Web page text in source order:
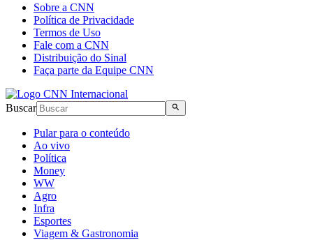
Sobre a CNN
Política de Privacidade
Termos de Uso
Fale com a CNN
Distribuição do Sinal
Faça parte da Equipe CNN
Buscar
Pular para o conteúdo
Ao vivo
Política
Money
WW
Agro
Infra
Esportes
Viagem & Gastronomia